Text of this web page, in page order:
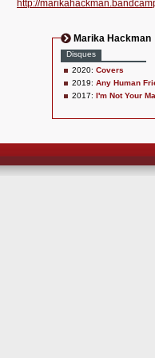
http://
Marika Hackman
Disques
2020: Covers
2019: Any Human
2017: I'm Not Your